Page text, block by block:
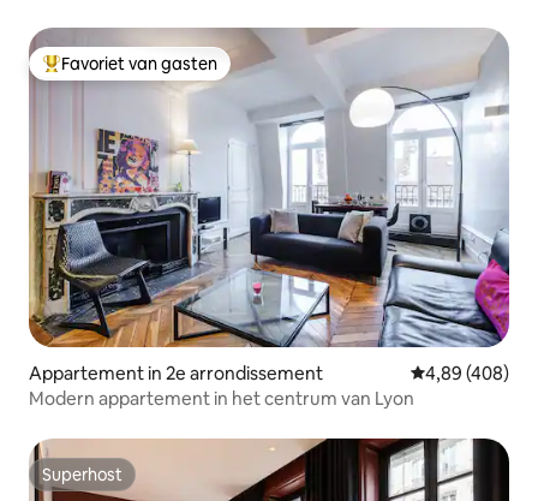
Topfavoriet van gasten
Favoriet van gasten
Appartement in 2e arrondissement Gemiddelde
4,89 (408)
Modern appartement in het centrum van Lyon
Superhost
Superhost